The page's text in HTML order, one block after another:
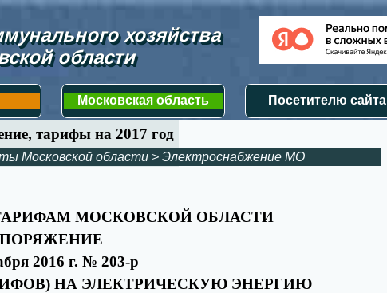
Московская область Посетителю сайта
хозяйства
области
тарифы на 2017 год
Московской области >Электроснабжение МО
МОСКОВСКОЙ ОБЛАСТИ
2016 г. № 203-р
НА ЭЛЕКТРИЧЕСКУЮ ЭНЕРГИЮ